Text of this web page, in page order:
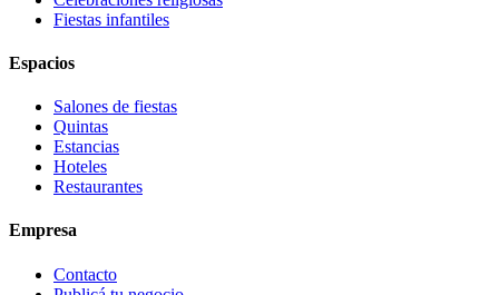
Fiestas infantiles
Espacios
Salones de fiestas
Quintas
Estancias
Hoteles
Restaurantes
Empresa
Contacto